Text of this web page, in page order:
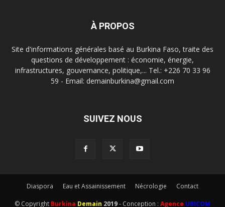
À PROPOS
Site d'informations générales basé au Burkina Faso, traite des
questions de développement : économie, énergie,
infrastructures, gouvernance, politique,... Tel.: +226 70 33 96
59 - Email: demainburkina@gmail.com
SUIVEZ NOUS
Diaspora Eau et Assainissement Nécrologie Contact
© Copyright Burkina Demain 2019- Conception : Agence UBICOM